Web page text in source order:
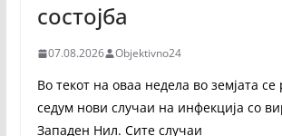
состојба
07.08.2026 Objektivno24
Во текот на оваа недела во земјата
седум нови случаи на инфекција со
Западен Нил. Сите случаи